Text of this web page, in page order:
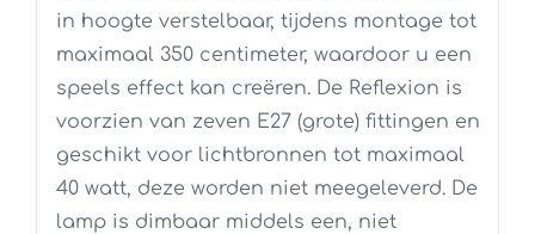
in hoogte verstelbaar, tijdens montage tot
maximaal 350 centimeter, waardoor u een
speels effect kan creëren. De Reflexion is
voorzien van zeven E27 (grote) fittingen en
geschikt voor lichtbronnen tot maximaal
40 watt, deze worden niet meegeleverd. De
lamp is dimbaar middels een, niet